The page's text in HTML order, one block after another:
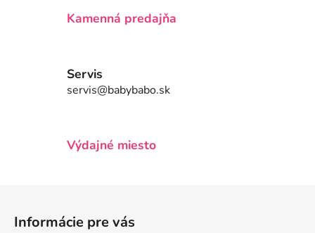
v
p
Kamenná predajňa
Servis
servis@babybabo.sk
Výdajné miesto
Informácie pre vás